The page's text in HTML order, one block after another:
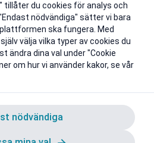
tillåter du cookies för analys och
nödvändiga" sätter vi bara
ska fungera. Med
välja vilka typer av cookies du
ändra dina val under "Cookie
om hur vi använder kakor, se vår
nödvändiga